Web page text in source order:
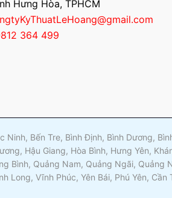
Hưng Hòa, TPHCM
364 499
Bến Tre, Bình Định, Bình Dương,
Hậu Giang, Hòa Bình, Hưng Yên,
Bình, Quảng Nam, Quảng Ngãi, Quảng
Long, Vĩnh Phúc, Yên Bái, Phú Yên,